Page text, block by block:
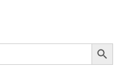
Search Button